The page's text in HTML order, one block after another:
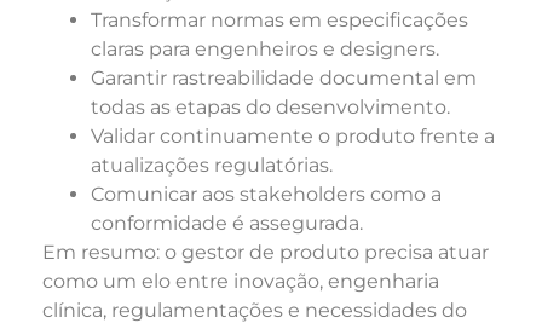
Transformar normas em especificações
claras para engenheiros e designers.
Garantir rastreabilidade documental em
todas as etapas do desenvolvimento.
Validar continuamente o produto frente a
atualizações regulatórias.
Comunicar aos stakeholders como a
conformidade é assegurada.
Em resumo: o gestor de produto precisa atuar
como um elo entre inovação, engenharia
clínica, regulamentações e necessidades do